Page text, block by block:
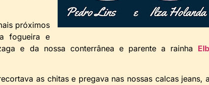
próximos
fogueira e
e da nossa conterrânea e parente a rainha
as chitas e pregava nas nossas calcas jeans,